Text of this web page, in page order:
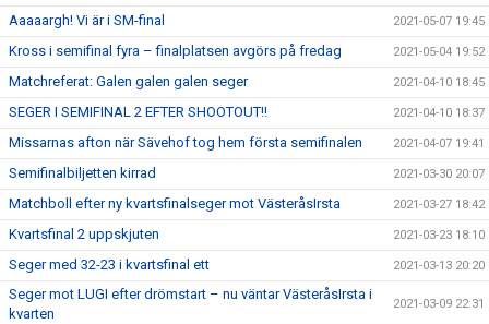
Aaaaargh! Vi är i SM-final 2021-05-07 19:45
Kross i semifinal fyra – finalplatsen avgörs på fredag 2021-05-04 19:52
Matchreferat: Galen galen galen seger 2021-04-10 18:45
SEGER I SEMIFINAL 2 EFTER SHOOTOUT!! 2021-04-10 18:37
Missarnas afton när Sävehof tog hem första semifinalen 2021-04-07 19:41
Semifinalbiljetten kirrad 2021-03-30 20:07
Matchboll efter ny kvartsfinalseger mot VästeråsIrsta 2021-03-27 18:42
Kvartsfinal 2 uppskjuten 2021-03-23 18:10
Seger med 32-23 i kvartsfinal ett 2021-03-13 20:20
Seger mot LUGI efter drömstart – nu väntar VästeråsIrsta i
kvarten
2021-03-09 22:31